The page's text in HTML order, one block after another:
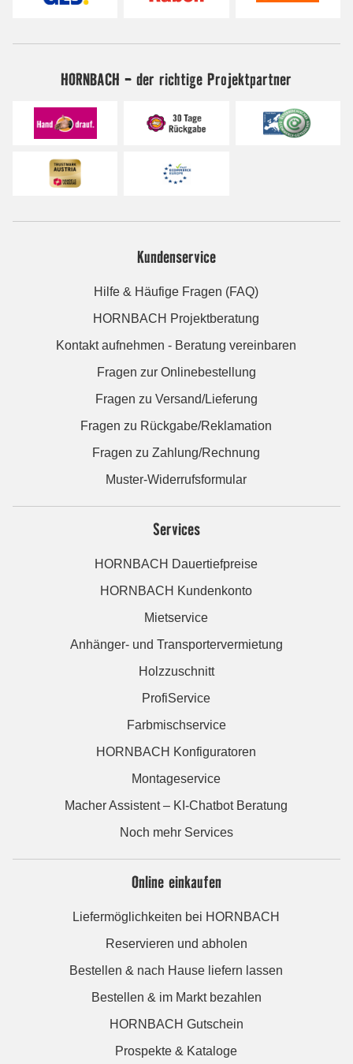
HORNBACH - der richtige Projektpartner
Kundenservice
Hilfe & Häufige Fragen (FAQ)
HORNBACH Projektberatung
Kontakt aufnehmen - Beratung vereinbaren
Fragen zur Onlinebestellung
Fragen zu Versand/Lieferung
Fragen zu Rückgabe/Reklamation
Fragen zu Zahlung/Rechnung
Muster-Widerrufsformular
Services
HORNBACH Dauertiefpreise
HORNBACH Kundenkonto
Mietservice
Anhänger- und Transportervermietung
Holzzuschnitt
ProfiService
Farbmischservice
HORNBACH Konfiguratoren
Montageservice
Macher Assistent – KI-Chatbot Beratung
Noch mehr Services
Online einkaufen
Liefermöglichkeiten bei HORNBACH
Reservieren und abholen
Bestellen & nach Hause liefern lassen
Bestellen & im Markt bezahlen
HORNBACH Gutschein
Prospekte & Kataloge